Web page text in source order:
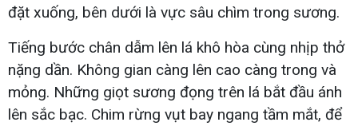
đặt xuống, bên dưới là vực sâu chìm trong sương.
Tiếng bước chân dẫm lên lá khô hòa cùng nhịp thở
nặng dần. Không gian càng lên cao càng trong và
mỏng. Những giọt sương đọng trên lá bắt đầu ánh
lên sắc bạc. Chim rừng vụt bay ngang tầm mắt, để